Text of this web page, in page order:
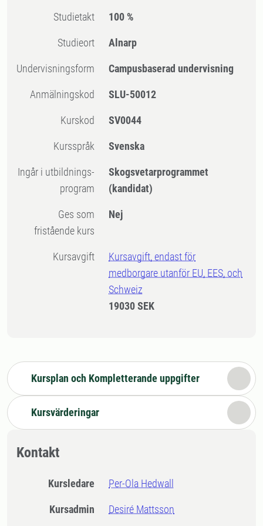
Studietakt 100 %
Studieort Alnarp
Undervisningsform Campusbaserad undervisning
Anmälningskod SLU-50012
Kurskod SV0044
Kursspråk Svenska
Ingår i utbildnings-
program
Skogsvetarprogrammet
(kandidat)
Ges som
fristående kurs
Nej
Kursavgift
Kursavgift, endast för
medborgare utanför EU, EES, och
Schweiz
19030 SEK
Kursplan och Kompletterande uppgifter
Kursvärderingar
Kontakt
Kursledare Per-Ola Hedwall
Kursadmin Desiré Mattsson